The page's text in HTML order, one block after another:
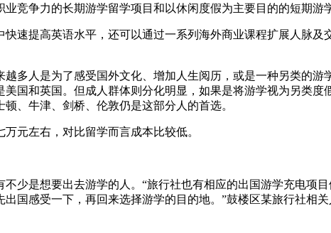
竞争力的长期游学留学项目和以休闲度假为主要目的的短期游
提高英语水平，还可以通过一系列海外商业课程扩展人脉及
人是为了感受国外文化、增加人生阅历，或是一种另类的游
国和英国。但成人群体则分化明显，如果是将游学视为另类
、牛津、剑桥、伦敦仍是这部分人的首选。
左右，对比留学而言成本比较低。
是想要出去游学的人。“旅行社也有相应的出国游学充电项
国感受一下，再回来选择游学的目的地。”鼓楼区某旅行社相